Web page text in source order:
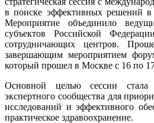
в поиске эффективных решений в
Мероприятие объединило
субъектов Российской
сотрудничающих центров.
завершающим мероприятием
который прошел в Москве с 16 по
Основной целью сессии стала
экспертного сообщества для
исследований и эффективного
практическое здравоохранение.